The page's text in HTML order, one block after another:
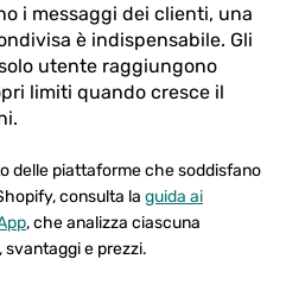
i messaggi dei clienti, una
è indispensabile. Gli
utente raggiungono
limiti quando cresce il
delle piattaforme che soddisfano
consulta la guida ai
, che analizza ciascuna
e prezzi.